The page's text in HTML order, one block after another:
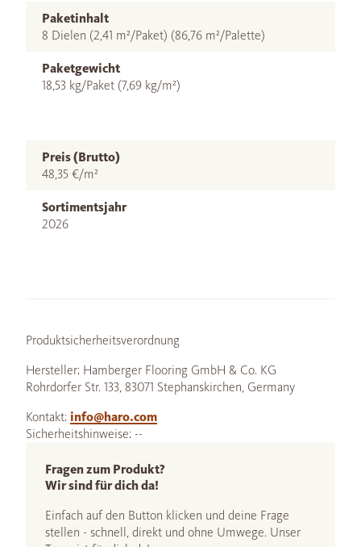
Paketinhalt
8 Dielen (2,41 m²/Paket) (86,76 m²/Palette)
Paketgewicht
18,53 kg/Paket (7,69 kg/m²)
Preis (Brutto)
48,35 €/m²
Sortimentsjahr
2026
Produktsicherheitsverordnung
Hersteller: Hamberger Flooring GmbH & Co. KG
Rohrdorfer Str. 133, 83071 Stephanskirchen, Germany
Kontakt: info@haro.com
Sicherheitshinweise: --
Fragen zum Produkt?
Wir sind für dich da!
Einfach auf den Button klicken und deine Frage
stellen - schnell, direkt und ohne Umwege. Unser